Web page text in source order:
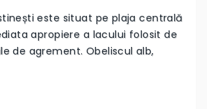
este situat pe plaja centrală
apropiere a lacului folosit de
de agrement. Obeliscul alb,